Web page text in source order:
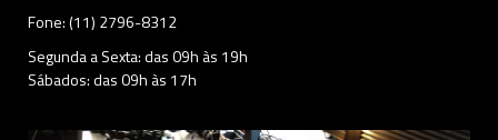
Fone: (11) 2796-8312
Segunda a Sexta: das 09h às 19h
Sábados: das 09h às 17h